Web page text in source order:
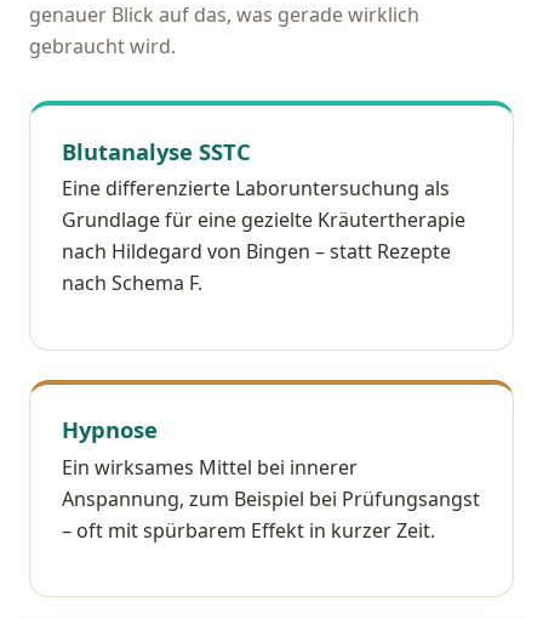
genauer Blick auf das, was gerade wirklich
gebraucht wird.
Blutanalyse SSTC
Eine differenzierte Laboruntersuchung als
Grundlage für eine gezielte Kräutertherapie
nach Hildegard von Bingen – statt Rezepte
nach Schema F.
Hypnose
Ein wirksames Mittel bei innerer
Anspannung, zum Beispiel bei Prüfungsangst
– oft mit spürbarem Effekt in kurzer Zeit.